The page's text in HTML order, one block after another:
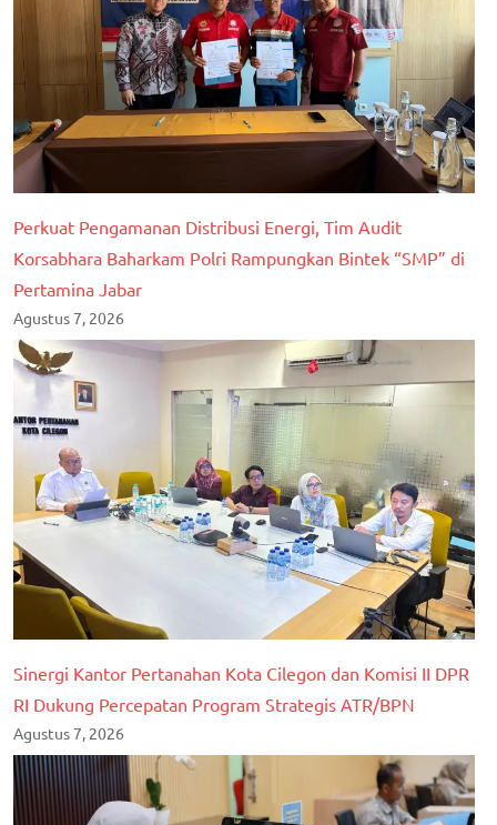
Perkuat Pengamanan Distribusi Energi, Tim Audit
Korsabhara Baharkam Polri Rampungkan Bintek “SMP” di
Pertamina Jabar
Agustus 7, 2026
Sinergi Kantor Pertanahan Kota Cilegon dan Komisi II DPR
RI Dukung Percepatan Program Strategis ATR/BPN
Agustus 7, 2026